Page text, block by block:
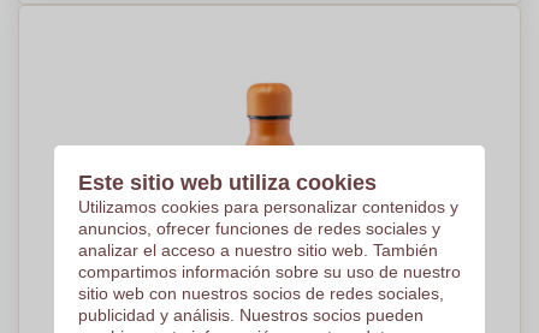
Este sitio web utiliza cookies
Utilizamos cookies para personalizar contenidos y
anuncios, ofrecer funciones de redes sociales y
analizar el acceso a nuestro sitio web. También
compartimos información sobre su uso de nuestro
sitio web con nuestros socios de redes sociales,
publicidad y análisis. Nuestros socios pueden